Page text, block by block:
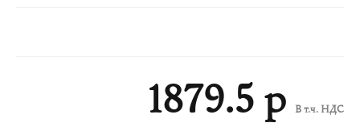
1879.5 р В т.ч. НДС